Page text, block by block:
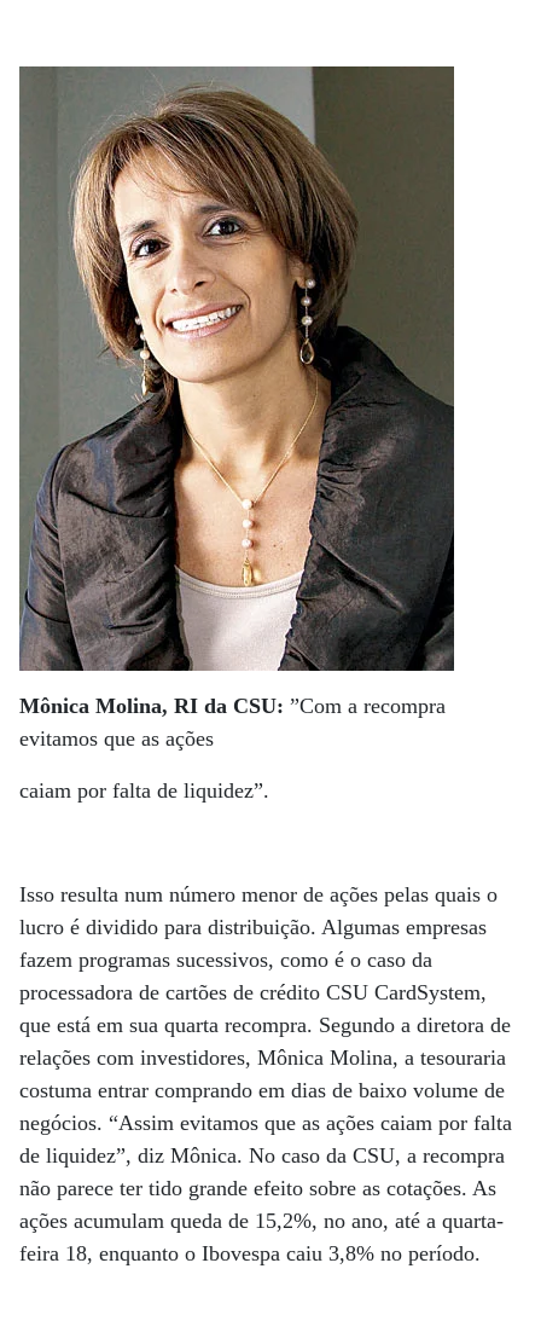
Mônica Molina, RI da CSU: ”Com a recompra
evitamos que as ações
caiam por falta de liquidez”.
Isso resulta num número menor de ações pelas quais o
lucro é dividido para distribuição. Algumas empresas
fazem programas sucessivos, como é o caso da
processadora de cartões de crédito CSU CardSystem,
que está em sua quarta recompra. Segundo a diretora de
relações com investidores, Mônica Molina, a tesouraria
costuma entrar comprando em dias de baixo volume de
negócios. “Assim evitamos que as ações caiam por falta
de liquidez”, diz Mônica. No caso da CSU, a recompra
não parece ter tido grande efeito sobre as cotações. As
ações acumulam queda de 15,2%, no ano, até a quarta-
feira 18, enquanto o Ibovespa caiu 3,8% no período.